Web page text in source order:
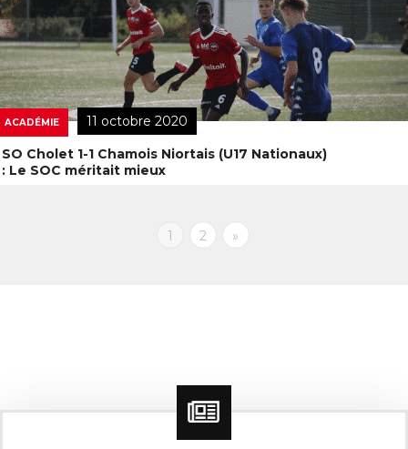
ACADÉMIE
11 octobre 2020
SO Cholet 1-1 Chamois Niortais (U17 Nationaux)
: Le SOC méritait mieux
1 2 »